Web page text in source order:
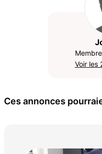
Voir les
Ces annonces